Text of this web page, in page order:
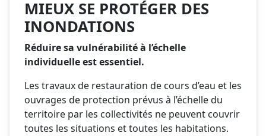
MIEUX SE PROTÉGER DES
INONDATIONS
Réduire sa vulnérabilité à l’échelle
individuelle est essentiel.
Les travaux de restauration de cours d’eau et les
ouvrages de protection prévus à l’échelle du
territoire par les collectivités ne peuvent couvrir
toutes les situations et toutes les habitations.